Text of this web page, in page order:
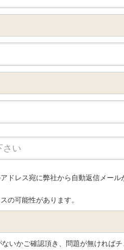
ドレス宛に弊社から自動返信メール
の可能性があります。
ないかご確認頂き、問題が無ければ